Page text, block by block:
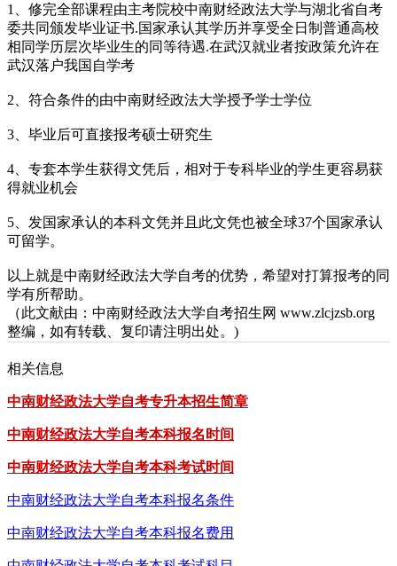
1、修完全部课程由主考院校中南财经政法大学与湖北省自考
委共同颁发毕业证书.国家承认其学历并享受全日制普通高校
相同学历层次毕业生的同等待遇.在武汉就业者按政策允许在
武汉落户我国自学考
2、符合条件的由中南财经政法大学授予学士学位
3、毕业后可直接报考硕士研究生
4、专套本学生获得文凭后，相对于专科毕业的学生更容易获
得就业机会
5、发国家承认的本科文凭并且此文凭也被全球37个国家承认
可留学。
以上就是中南财经政法大学自考的优势，希望对打算报考的同
学有所帮助。
（此文献由：中南财经政法大学自考招生网 www.zlcjzsb.org
整编，如有转载、复印请注明出处。)
相关信息
中南财经政法大学自考专升本招生简章
中南财经政法大学自考本科报名时间
中南财经政法大学自考本科考试时间
中南财经政法大学自考本科报名条件
中南财经政法大学自考本科报名费用